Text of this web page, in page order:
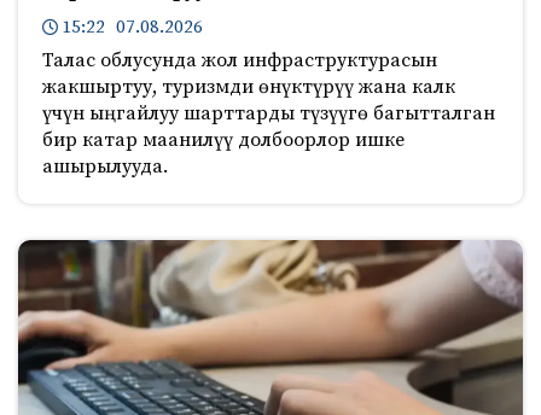
15:22 07.08.2026
Талас облусунда жол инфраструктурасын
жакшыртуу, туризмди өнүктүрүү жана калк
үчүн ыңгайлуу шарттарды түзүүгө багытталган
бир катар маанилүү долбоорлор ишке
ашырылууда.